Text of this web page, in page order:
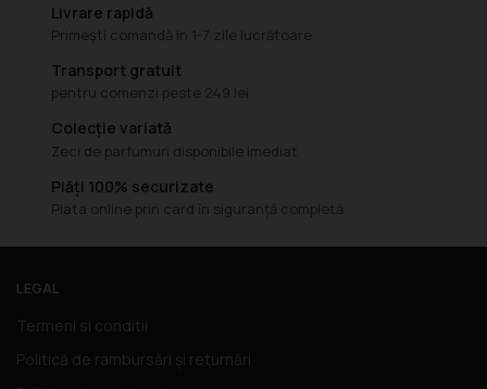
Livrare rapidă
Primești comandă în 1-7 zile lucrătoare
Transport gratuit
pentru comenzi peste 249 lei
Colecție variată
Zeci de parfumuri disponibile imediat
Plăți 100% securizate
Plata online prin card în siguranță completă
LEGAL
Termeni si conditii
Politică de rambursări și returnări